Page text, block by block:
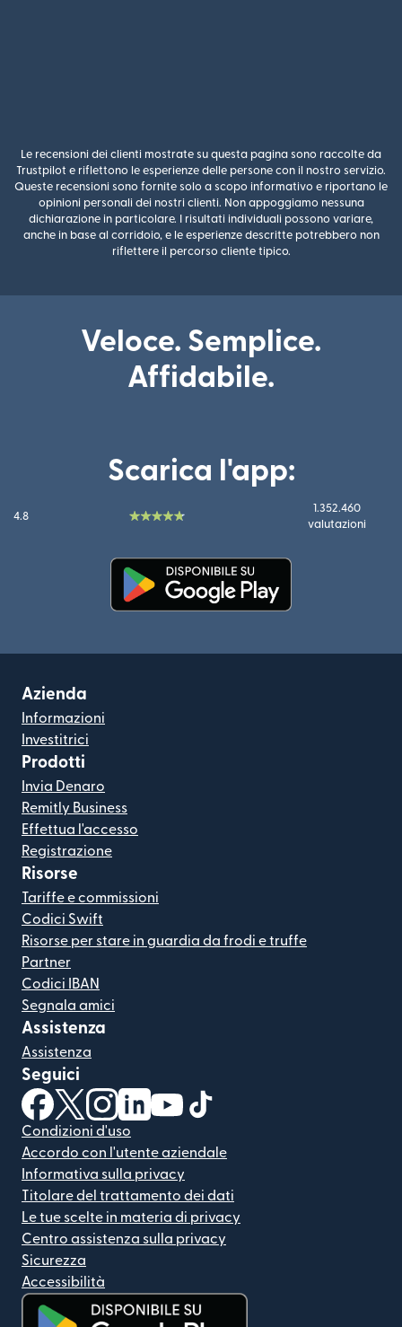
Le recensioni dei clienti mostrate su questa pagina sono raccolte da
Trustpilot e riflettono le esperienze delle persone con il nostro servizio.
Queste recensioni sono fornite solo a scopo informativo e riportano le
opinioni personali dei nostri clienti. Non appoggiamo nessuna
dichiarazione in particolare. I risultati individuali possono variare,
anche in base al corridoio, e le esperienze descritte potrebbero non
riflettere il percorso cliente tipico.
Veloce. Semplice.
Affidabile.
Scarica l'app:
4.8
1.352.460
valutazioni
Azienda
Informazioni
Investitrici
Prodotti
Invia Denaro
Remitly Business
Effettua l'accesso
Registrazione
Risorse
Tariffe e commissioni
Codici Swift
Risorse per stare in guardia da frodi e truffe
Partner
Codici IBAN
Segnala amici
Assistenza
Assistenza
Seguici
(si apre in una nuova finestra)
(si apre in una nuova finestra)
(si apre in una nuova finestra)
(si apre in una nuova finestra)
(si apre in una nuova finestra)
Condizioni d'uso
Accordo con l'utente aziendale
Informativa sulla privacy
Titolare del trattamento dei dati
Le tue scelte in materia di privacy
Centro assistenza sulla privacy
Sicurezza
Accessibilità